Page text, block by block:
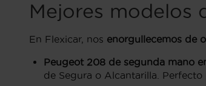
Mejores modelos
En Flexicar, nos enorgullecemos de
Peugeot 208 de segunda mano
de Segura o Alcantarilla.